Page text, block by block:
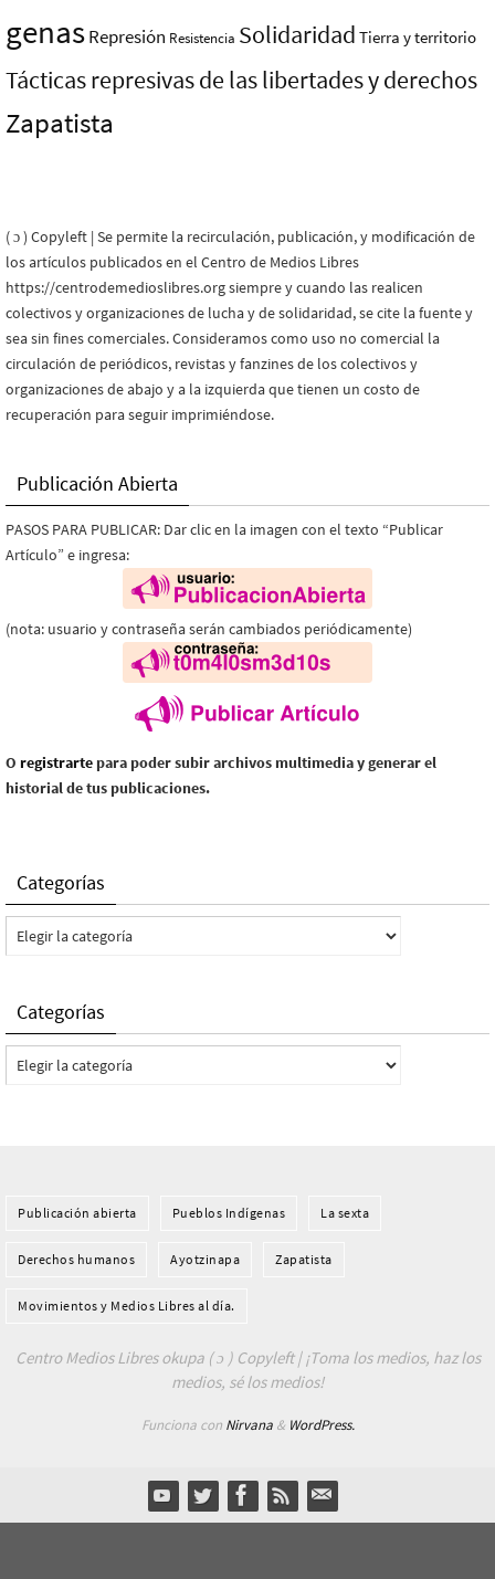
genasRepresión Resistencia Solidaridad Tierra y territorio
Tácticas represivas de las libertades y derechos
Zapatista
( ɔ ) Copyleft | Se permite la recirculación, publicación, y modificación de
los artículos publicados en el Centro de Medios Libres
https://centrodemedioslibres.org siempre y cuando las realicen
colectivos y organizaciones de lucha y de solidaridad, se cite la fuente y
sea sin fines comerciales. Consideramos como uso no comercial la
circulación de periódicos, revistas y fanzines de los colectivos y
organizaciones de abajo y a la izquierda que tienen un costo de
recuperación para seguir imprimiéndose.
Publicación Abierta
PASOS PARA PUBLICAR: Dar clic en la imagen con el texto “Publicar
Artículo” e ingresa:
(nota: usuario y contraseña serán cambiados periódicamente)
O registrarte para poder subir archivos multimedia y generar el
historial de tus publicaciones.
Categorías
Categorías
Categorías
Categorías
Publicación abierta Pueblos Indí­genas La sexta
Derechos humanos Ayotzinapa Zapatista
Movimientos y Medios Libres al día.
Centro Medios Libres okupa ( ɔ ) Copyleft | ¡Toma los medios, haz los
medios, sé los medios!
Funciona con Nirvana& WordPress.